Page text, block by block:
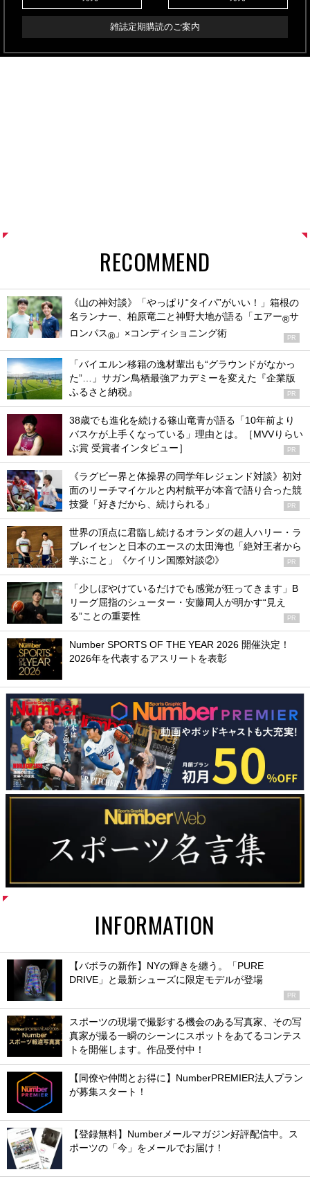
雑誌定期購読のご案内
RECOMMEND
《山の神対談》「やっぱり“タイパ”がいい！」箱根の
名ランナー、柏原竜二と神野大地が語る「エアー®サ
ロンパス® 」×コンディショニング術 PR
「バイエルン移籍の逸材輩出も“グラウンドがなかっ
た”…」サガン鳥栖最強アカデミーを変えた『企業版
ふるさと納税』
PR
38歳でも進化を続ける篠山竜青が語る「10年前より
バスケが上手くなっている」理由とは。［MVVりらい
ぶ賞 受賞者インタビュー］
PR
《ラグビー界と体操界の同学年レジェンド対談》初対
面のリーチマイケルと内村航平が本音で語り合った競
技愛「好きだから、続けられる」
PR
世界の頂点に君臨し続けるオランダの超人ハリー・ラ
ブレイセンと日本のエースの太田海也「絶対王者から
学ぶこと」《ケイリン国際対談②》
PR
「少しぼやけているだけでも感覚が狂ってきます」B
リーグ屈指のシューター・安藤周人が明かす“見え
る”ことの重要性
PR
Number SPORTS OF THE YEAR 2026 開催決定！
2026年を代表するアスリートを表彰
INFORMATION
【バボラの新作】NYの輝きを纏う。「PURE
DRIVE」と最新シューズに限定モデルが登場
PR
スポーツの現場で撮影する機会のある写真家、その写
真家が撮る一瞬のシーンにスポットをあてるコンテス
トを開催します。作品受付中！
【同僚や仲間とお得に】NumberPREMIER法人プラン
が募集スタート！
【登録無料】Numberメールマガジン好評配信中。ス
ポーツの「今」をメールでお届け！